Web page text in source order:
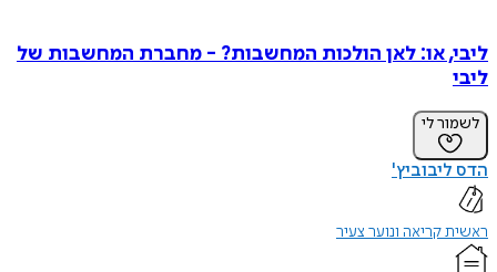
או: לאן הולכות המחשבות? - מחברת המחשבות של
לי
קריאה ונוער צעיר